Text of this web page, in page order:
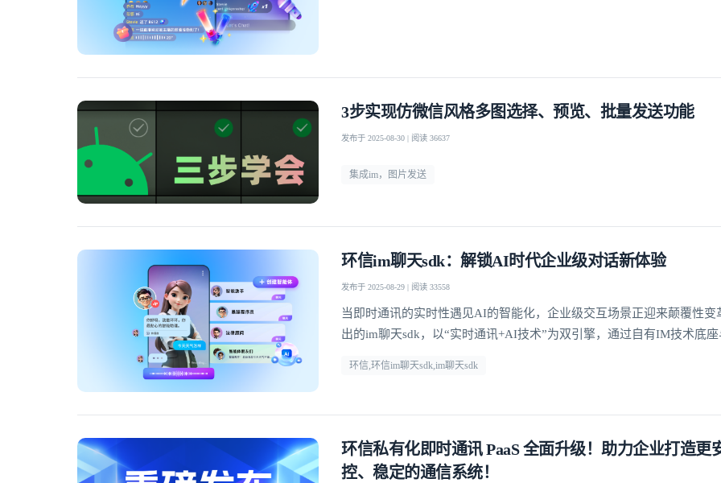
3步实现仿微信风格多图选择、预览、批量发送功能
发布于 2025-08-30 | 阅读 36637
集成im，图片发送
环信im聊天sdk：解锁AI时代企业级对话新体验
发布于 2025-08-29 | 阅读 33558
当即时通讯的实时性遇见AI的智能化，企业级交互场景正迎来颠覆性变
出的im聊天sdk，以“实时通讯+AI技术”为双引擎，通过自有IM技术底
环信,环信im聊天sdk,im聊天sdk
环信私有化即时通讯 PaaS 全面升级！助力企业打造更
控、稳定的通信系统！